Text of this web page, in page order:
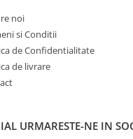
noi
si Conditii
de Confidentialitate
de livrare
URMARESTE-NE IN